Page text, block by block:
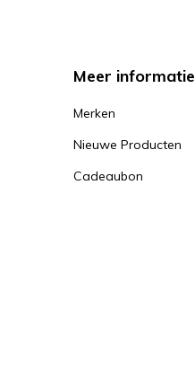
Meer informatie
Merken
Nieuwe Producten
Cadeaubon